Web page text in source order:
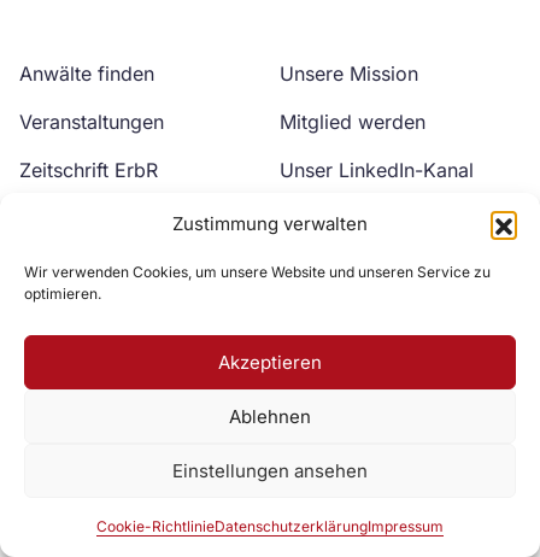
Zustimmung verwalten
Wir verwenden Cookies, um unsere Website und unseren Service zu
optimieren.
Akzeptieren
Ablehnen
Einstellungen ansehen
Cookie-RichtlinieDatenschutzerklärungImpressum
Anwälte finden
Veranstaltungen
Zeitschrift ErbR
Unsere Mission
Mitglied werden
Unser LinkedIn-Kanal
Unser YouTube-Kanal
Zur DAV Webseite